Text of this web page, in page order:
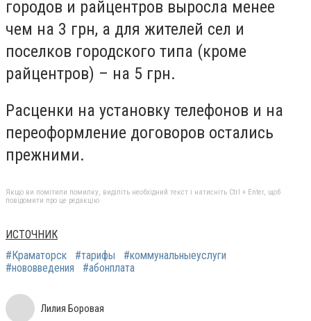
городов и райцентров выросла менее
чем на 3 грн, а для жителей сел и
поселков городского типа (кроме
райцентров) – на 5 грн.
Расценки на установку телефонов и на
переоформление договоров остались
прежними.
Якщо ви помітили помилку, виділіть необхідний текст і натисніть Ctrl + Enter, щоб
повідомити про це редакцію
ИСТОЧНИК
#Краматорск
#тарифы
#коммунальныеуслуги
#нововведения
#абонплата
Лилия Боровая